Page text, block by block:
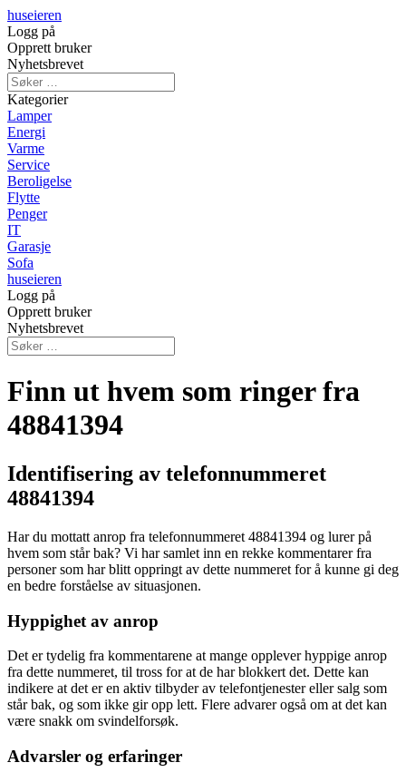
huseieren
Logg på
Opprett bruker
Nyhetsbrevet
Kategorier
Lamper
Energi
Varme
Service
Beroligelse
Flytte
Penger
IT
Garasje
Sofa
huseieren
Logg på
Opprett bruker
Nyhetsbrevet
Finn ut hvem som ringer fra
48841394
Identifisering av telefonnummeret
48841394
Har du mottatt anrop fra telefonnummeret 48841394 og lurer på
hvem som står bak? Vi har samlet inn en rekke kommentarer fra
personer som har blitt oppringt av dette nummeret for å kunne gi deg
en bedre forståelse av situasjonen.
Hyppighet av anrop
Det er tydelig fra kommentarene at mange opplever hyppige anrop
fra dette nummeret, til tross for at de har blokkert det. Dette kan
indikere at det er en aktiv tilbyder av telefontjenester eller salg som
står bak, og som ikke gir opp lett. Flere advarer også om at det kan
være snakk om svindelforsøk.
Advarsler og erfaringer